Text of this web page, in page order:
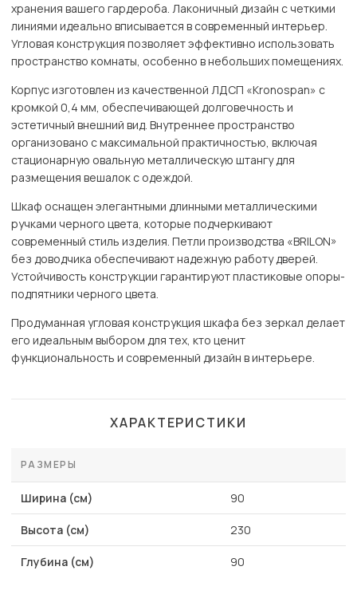
хранения вашего гардероба. Лаконичный дизайн с четкими
линиями идеально вписывается в современный интерьер.
Угловая конструкция позволяет эффективно использовать
пространство комнаты, особенно в небольших помещениях.
Корпус изготовлен из качественной ЛДСП «Kronospan» с
кромкой 0,4 мм, обеспечивающей долговечность и
эстетичный внешний вид. Внутреннее пространство
организовано с максимальной практичностью, включая
стационарную овальную металлическую штангу для
размещения вешалок с одеждой.
Шкаф оснащен элегантными длинными металлическими
ручками черного цвета, которые подчеркивают
современный стиль изделия. Петли производства «BRILON»
без доводчика обеспечивают надежную работу дверей.
Устойчивость конструкции гарантируют пластиковые опоры-
подпятники черного цвета.
Продуманная угловая конструкция шкафа без зеркал делает
его идеальным выбором для тех, кто ценит
функциональность и современный дизайн в интерьере.
ХАРАКТЕРИСТИКИ
РАЗМЕРЫ
Ширина (см) 90
Высота (см) 230
Глубина (см) 90